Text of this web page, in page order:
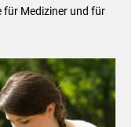
für Mediziner und für